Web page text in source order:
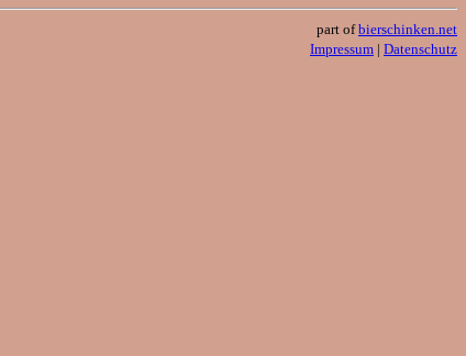
part ofbierschinken.net
Impressum | Datenschutz